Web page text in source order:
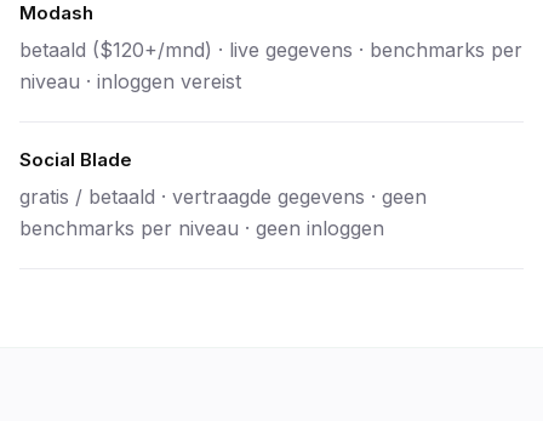
Modash
betaald ($120+/mnd) · live gegevens · benchmarks per
niveau · inloggen vereist
Social Blade
gratis / betaald · vertraagde gegevens · geen
benchmarks per niveau · geen inloggen